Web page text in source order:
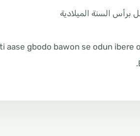
برأس السنة الميلادية
aase gbodo bawon se odun ibere